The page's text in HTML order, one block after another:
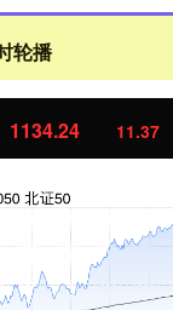
轮播
1134.24 11.37